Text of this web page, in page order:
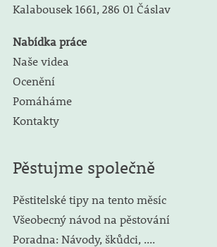
Kalabousek 1661, 286 01 Čáslav
Nabídka práce
Naše videa
Ocenění
Pomáháme
Kontakty
Pěstujme společně
Pěstitelské tipy na tento měsíc
Všeobecný návod na pěstování
Poradna: Návody, škůdci, ....